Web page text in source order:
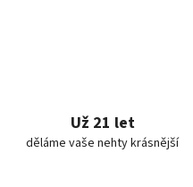
Už 21 let
děláme vaše nehty krásnější